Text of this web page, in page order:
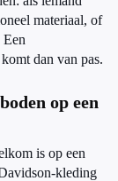
materiaal, of
Een
dan van pas.
op een
is op een
kleding